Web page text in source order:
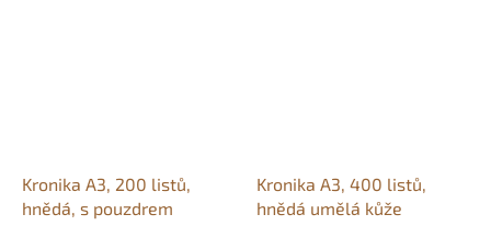
Kronika A3, 200 listů,
hnědá, s pouzdrem
Kronika A3, 400 listů,
hnědá umělá kůže